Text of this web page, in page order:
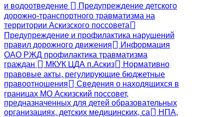
и водоотведение
Предупреждение детского
дорожно-транспортного травматизма на
территории Аскизского поссовета
Предупреждение и профилактика нарушений
правил дорожного движения
Информация
ОАО РЖД профилактика травматизма
граждан
МКУК ЦДА п.Аскиз
Нормативно
правовые акты, регулирующие бюджетные
правоотношения
Сведения о находящихся в
границах МО Аскизский поссовет,
предназначенных для детей образовательных
организациях, детских медицинских, са
НПА,